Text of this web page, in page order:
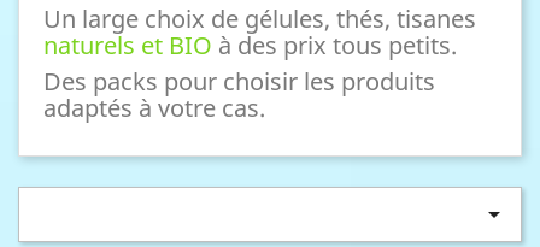
Un large choix de gélules, thés, tisanes
naturels et BIO à des prix tous petits.
Des packs pour choisir les produits
adaptés à votre cas.
